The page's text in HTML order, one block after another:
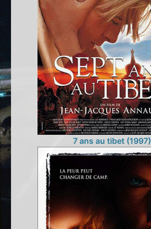
7 ans au tibet (1997)